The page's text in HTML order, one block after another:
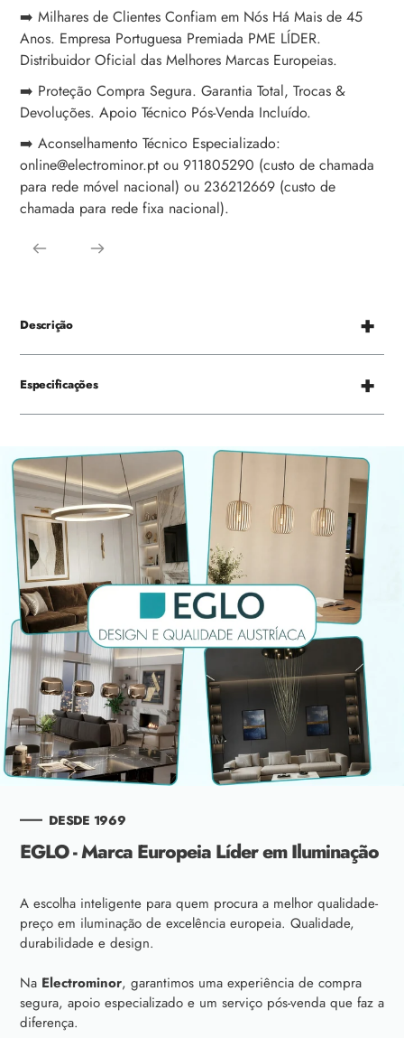
➡️ Milhares de Clientes Confiam em Nós Há Mais de 45
Anos. Empresa Portuguesa Premiada PME LÍDER.
Distribuidor Oficial das Melhores Marcas Europeias.
➡️ Proteção Compra Segura. Garantia Total, Trocas &
Devoluções. Apoio Técnico Pós-Venda Incluído.
➡️ Aconselhamento Técnico Especializado:
online@electrominor.pt ou 911805290 (custo de chamada
para rede móvel nacional) ou 236212669 (custo de
chamada para rede fixa nacional).
Descrição
Especificações
DESDE 1969
EGLO - Marca Europeia Líder em Iluminação
A escolha inteligente para quem procura a melhor qualidade-
preço em iluminação de excelência europeia. Qualidade,
durabilidade e design.
Na Electrominor, garantimos uma experiência de compra
segura, apoio especializado e um serviço pós-venda que faz a
diferença.